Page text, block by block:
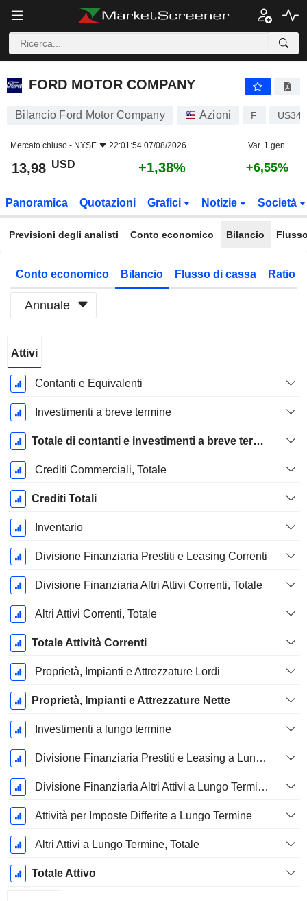
FORD MOTOR COMPANY
FORD MOTOR COMPANY
Bilancio Ford Motor Company Azioni F
Mercato chiuso - NYSE 22:01:54 07/08/2026 Var. 1 gen.
13,98 USD +1,38% +6,55%
Panoramica Quotazioni Grafici Notizie Società
Previsioni degli analisti Conto economico Bilancio
Conto economico Bilancio Flusso di cassa Ratio
Annuale
Fiscale:
Dicembre
Attivi
Contanti e Equivalenti
Investimenti a breve termine
Totale di contanti e investimenti a breve termine
Crediti Commerciali, Totale
Crediti Totali
Inventario
Divisione Finanziaria Prestiti e Leasing Correnti
Divisione Finanziaria Altri Attivi Correnti, Totale
Altri Attivi Correnti, Totale
Totale Attività Correnti
Proprietà, Impianti e Attrezzature Lordi
Proprietà, Impianti e Attrezzature Nette
Investimenti a lungo termine
Divisione Finanziaria Prestiti e Leasing a Lungo Termine
Divisione Finanziaria Altri Attivi a Lungo Termine, Totale
Attività per Imposte Differite a Lungo Termine
Altri Attivi a Lungo Termine, Totale
Totale Attivo